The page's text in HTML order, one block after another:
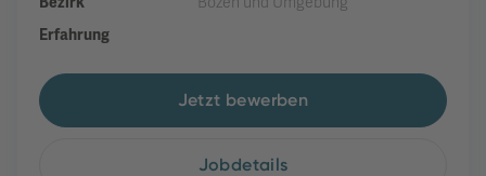
Erfahrung
Jetzt bewerben
Jobdetails